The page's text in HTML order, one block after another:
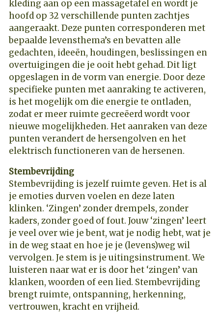
kleding aan op een massagetafel en wordt je
hoofd op 32 verschillende punten zachtjes
aangeraakt. Deze punten corresponderen met
bepaalde levensthema’s en bevatten alle
gedachten, ideeën, houdingen, beslissingen en
overtuigingen die je ooit hebt gehad. Dit ligt
opgeslagen in de vorm van energie. Door deze
specifieke punten met aanraking te activeren,
is het mogelijk om die energie te ontladen,
zodat er meer ruimte gecreëerd wordt voor
nieuwe mogelijkheden. Het aanraken van deze
punten verandert de hersengolven en het
elektrisch functioneren van de hersenen.
Stembevrijding
Stembevrijding is jezelf ruimte geven. Het is al
je emoties durven voelen en deze laten
klinken. ‘Zingen’ zonder drempels, zonder
kaders, zonder goed of fout. Jouw ‘zingen’ leert
je veel over wie je bent, wat je nodig hebt, wat je
in de weg staat en hoe je je (levens)weg wil
vervolgen. Je stem is je uitingsinstrument. We
luisteren naar wat er is door het ‘zingen’ van
klanken, woorden of een lied. Stembevrijding
brengt ruimte, ontspanning, herkenning,
vertrouwen, kracht en vrijheid.